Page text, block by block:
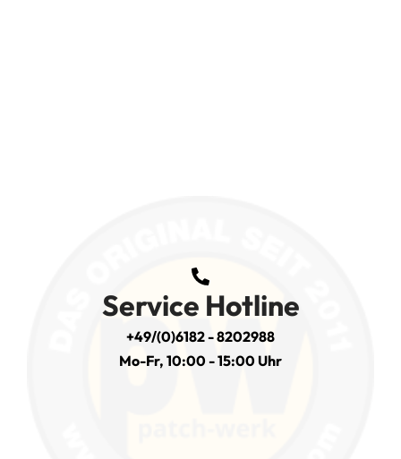
Service Hotline
+49/(0)6182 - 8202988
Mo-Fr, 10:00 - 15:00 Uhr